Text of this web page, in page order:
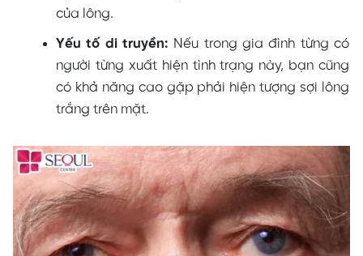
của lông.
Yếu tố di truyền: Nếu trong gia đình từng có
người từng xuất hiện tình trạng này, bạn cũng
có khả năng cao gặp phải hiện tượng sợi lông
trắng trên mặt.